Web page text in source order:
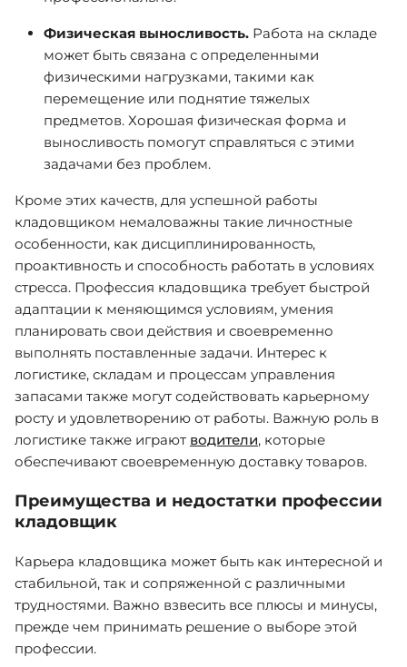
Физическая выносливость. Работа на складе
может быть связана с определенными
физическими нагрузками, такими как
перемещение или поднятие тяжелых
предметов. Хорошая физическая форма и
выносливость помогут справляться с этими
задачами без проблем.
Кроме этих качеств, для успешной работы
кладовщиком немаловажны такие личностные
особенности, как дисциплинированность,
проактивность и способность работать в условиях
стресса. Профессия кладовщика требует быстрой
адаптации к меняющимся условиям, умения
планировать свои действия и своевременно
выполнять поставленные задачи. Интерес к
логистике, складам и процессам управления
запасами также могут содействовать карьерному
росту и удовлетворению от работы. Важную роль в
логистике также играют водители, которые
обеспечивают своевременную доставку товаров.
Преимущества и недостатки профессии
кладовщик
Карьера кладовщика может быть как интересной и
стабильной, так и сопряженной с различными
трудностями. Важно взвесить все плюсы и минусы,
прежде чем принимать решение о выборе этой
профессии.